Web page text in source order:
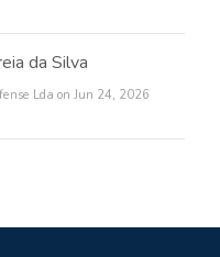
da Silva
Lda on Jun 24, 2026